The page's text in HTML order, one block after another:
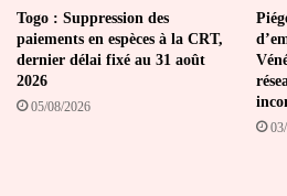
Togo : Suppression des
paiements en espèces à la CRT,
dernier délai fixé au 31 août
2026
05/08/2026